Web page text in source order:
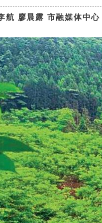
航 廖晨露 市融媒体中